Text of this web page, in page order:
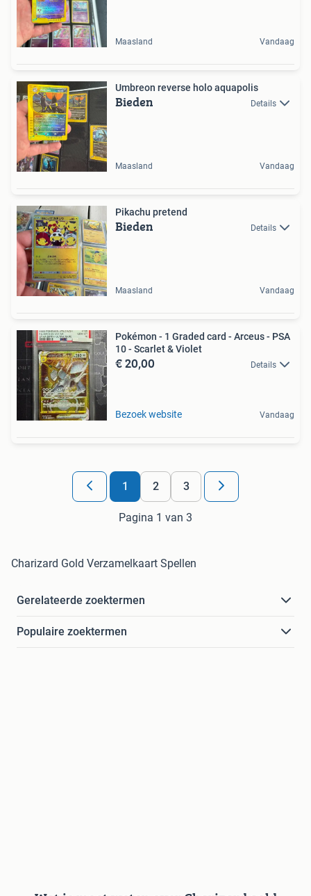
Maasland Vandaag
Umbreon reverse holo aquapolis
Bieden Details
Maasland Vandaag
Pikachu pretend
Bieden Details
Maasland Vandaag
Pokémon - 1 Graded card - Arceus - PSA
10 - Scarlet & Violet
€ 20,00 Details
Bezoek website Vandaag
1 2 3
Pagina 1 van 3
Charizard Gold Verzamelkaart Spellen
Gerelateerde zoektermen
Populaire zoektermen